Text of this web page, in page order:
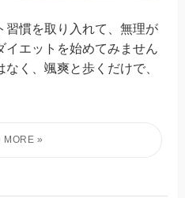
習慣を取り入れて、無理が
イエットを始めてみません
く、颯爽と歩くだけで、